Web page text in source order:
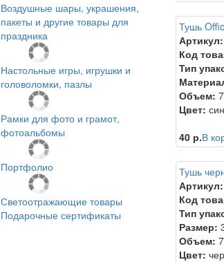
Воздушные шары, украшения,
пакеты и другие товары для
праздника
Настольные игры, игрушки и
головоломки, пазлы
Рамки для фото и грамот,
фотоальбомы
Портфолио
Светоотражающие товары
Подарочные сертификаты
Тушь
Артикул:
Код
Тип
Объем:
Цвет:
40 р.В
Тушь
Артикул:
Код
Тип
Размер:
Объем:
Цвет: